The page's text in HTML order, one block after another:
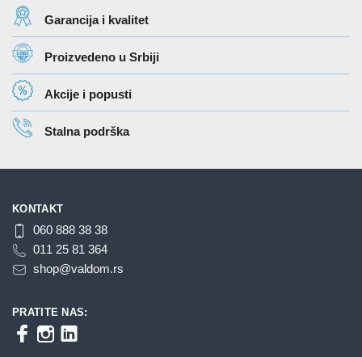
Opcije
mogu
biti
izabrane
na
proizvoda.
Garancija i kvalitet
Proizvedeno u Srbiji
Akcije i popusti
Stalna podrška
KONTAKT
060 888 38 38
011 25 81 364
shop@valdom.rs
PRATITE NAS: